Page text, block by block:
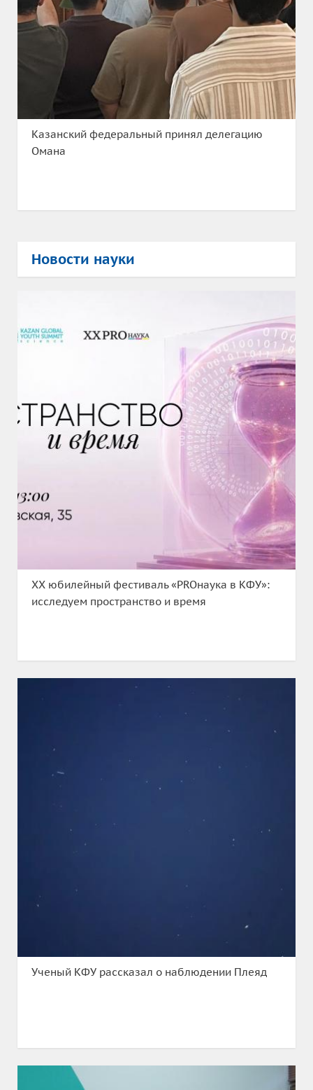
Казанский федеральный принял делегацию
Омана
Новости науки
XX юбилейный фестиваль «PROнаука в КФУ»:
исследуем пространство и время
Ученый КФУ рассказал о наблюдении Плеяд